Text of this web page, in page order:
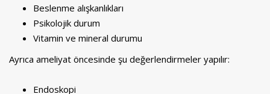
Beslenme alışkanlıkları
Psikolojik durum
Vitamin ve mineral durumu
Ayrıca ameliyat öncesinde şu değerlendirmeler yapılır:
Endoskopi